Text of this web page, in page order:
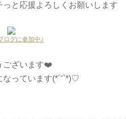
と応援よろしくお願いします
ログに参加中♪
ございます❤️
っています(*´˘`*)♡